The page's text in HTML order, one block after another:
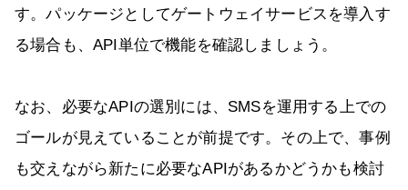
す。パッケージとしてゲートウェイサービスを導入す
る場合も、API単位で機能を確認しましょう。
なお、必要なAPIの選別には、SMSを運用する上での
ゴールが見えていることが前提です。その上で、事例
も交えながら新たに必要なAPIがあるかどうかも検討